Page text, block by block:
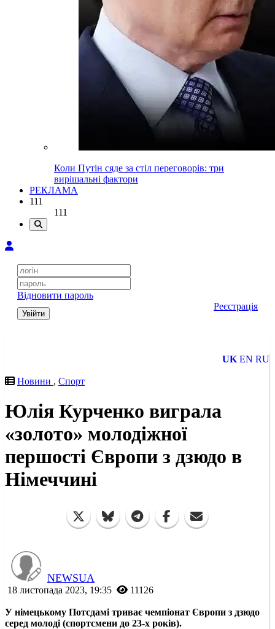
Коли Путін сяде за стіл переговорів: три
вирішальні фактори
РЕКЛАМА
111
111
Відновити пароль
Увійти
Реєстрація
UK EN RU
Новини , Спорт
Юлія Курченко виграла
«золото» молодіжної
першості Європи з дзюдо в
Німеччині
NEWSUA
18 листопада 2023, 19:35 11126
У німецькому Потсдамі триває чемпіонат Європи з дзюдо
серед молоді (спортсмени до 23-х років).